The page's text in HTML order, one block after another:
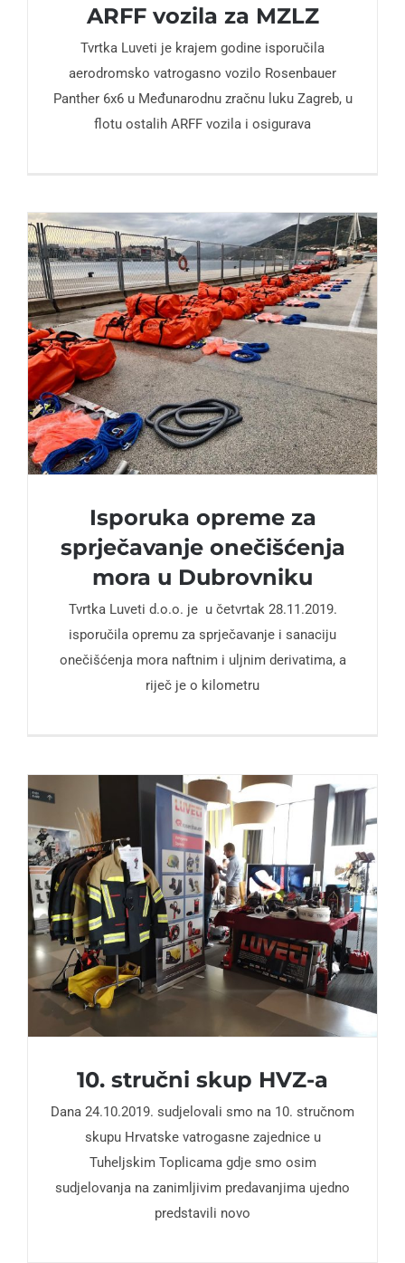
ARFF vozila za MZLZ
Tvrtka Luveti je krajem godine isporučila
aerodromsko vatrogasno vozilo Rosenbauer
Panther 6x6 u Međunarodnu zračnu luku Zagreb, u
flotu ostalih ARFF vozila i osigurava
Isporuka opreme za
sprječavanje onečišćenja
mora u Dubrovniku
Tvrtka Luveti d.o.o. je u četvrtak 28.11.2019.
isporučila opremu za sprječavanje i sanaciju
onečišćenja mora naftnim i uljnim derivatima, a
riječ je o kilometru
10. stručni skup HVZ-a
Dana 24.10.2019. sudjelovali smo na 10. stručnom
skupu Hrvatske vatrogasne zajednice u
Tuheljskim Toplicama gdje smo osim
sudjelovanja na zanimljivim predavanjima ujedno
predstavili novo